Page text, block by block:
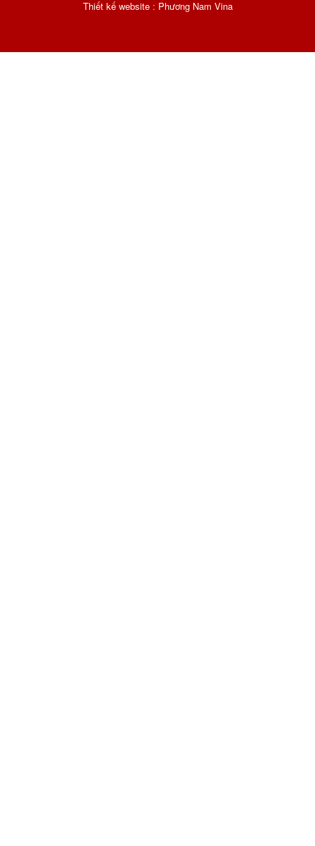
Thiết kế website : Phương Nam Vina